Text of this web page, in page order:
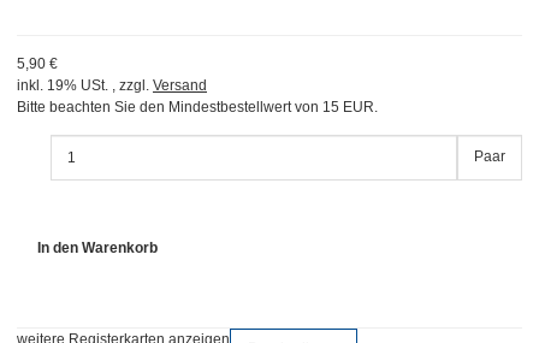
5,90 €
inkl. 19% USt. , zzgl. Versand
Bitte beachten Sie den Mindestbestellwert von 15 EUR.
Paar
In den Warenkorb
weitere Registerkarten anzeigen